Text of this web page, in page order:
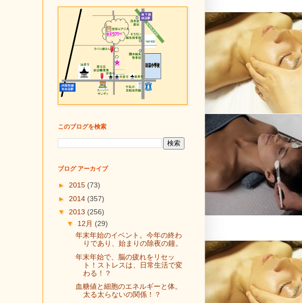
このブログを検索
ブログ アーカイブ
► 2015 (73)
► 2014 (357)
▼ 2013 (256)
▼ 12月 (29)
年末年始のイベント。今年の終わ
りであり、始まりの除夜の鐘。
年末年始で、脳の疲れをリセッ
ト！ストレスは、日常生活で変
わる！？
血糖値と細胞のエネルギーと体。
太る太らないの関係！？